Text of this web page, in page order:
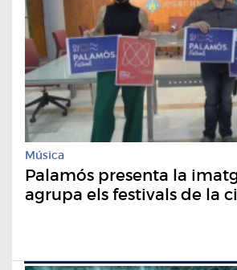
Música
Palamós presenta la
agrupa els festivals de la